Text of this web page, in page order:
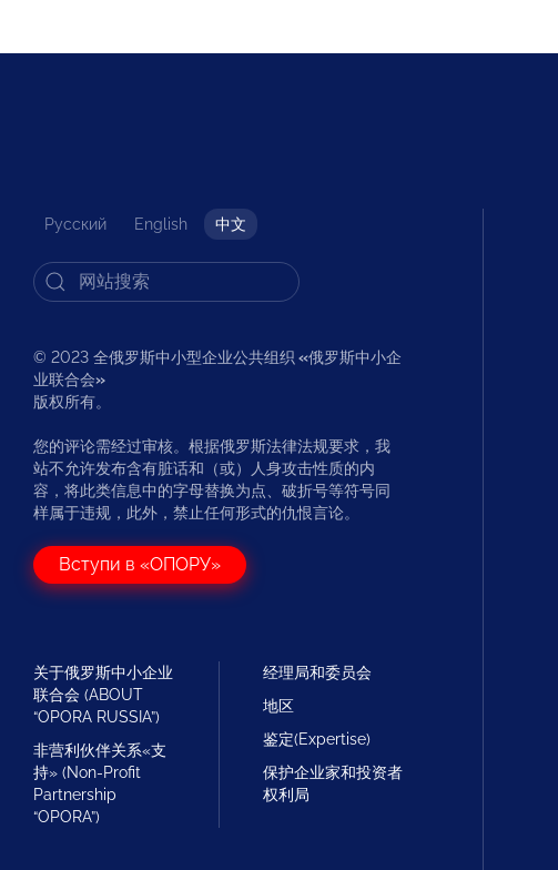
Русский English 中文
© 2023 全俄罗斯中小型企业公共组织 «俄罗斯中小企
业联合会»
版权所有。
您的评论需经过审核。根据俄罗斯法律法规要求，我
站不允许发布含有脏话和（或）人身攻击性质的内
容，将此类信息中的字母替换为点、破折号等符号同
样属于违规，此外，禁止任何形式的仇恨言论。
Вступи в «ОПОРУ»
关于俄罗斯中小企业
联合会 (ABOUT
“OPORA RUSSIA”)
非营利伙伴关系«支
持» (Non-Profit
Partnership
“OPORA”)
经理局和委员会
地区
鉴定(Expertise)
保护企业家和投资者
权利局